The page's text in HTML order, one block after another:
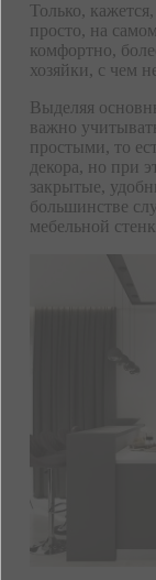
Только,
просто, на
комфортно,
хозяйки, с чем
Выделяя
важно
простыми, то
декора, но при
закрытые,
большинстве
мебельной